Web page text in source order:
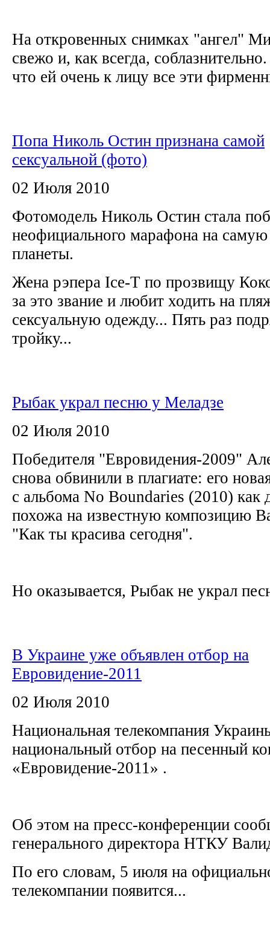
На откровенных снимках "ангел"
свежо и, как всегда,
что ей очень к лицу все эти
Попа Николь Остин признана самой
сексуальной (фото)
02 Июля 2010
Фотомодель Николь Остин стала
неофициального марафона на
планеты.
Жена рэпера Ice-T по прозвищу
за это звание и любит ходить на
сексуальную одежду... Пять раз
тройку...
Рыбак украл песню у Меладзе
02 Июля 2010
Победителя "Евровидения-2009"
снова обвинили в плагиате: его
с альбома No Boundaries (2010) как
похожа на известную композицию
"Как ты красива сегодня".
Но оказывается, Рыбак не украл
В Украине уже объявлен отбор на
Евровидение-2011
02 Июля 2010
Национальная телекомпания
национальный отбор на песенный
«Евровидение-2011» .
Об этом на пресс-конференции
генерального директора НТКУ
По его словам, 5 июля на
телекомпании появится...